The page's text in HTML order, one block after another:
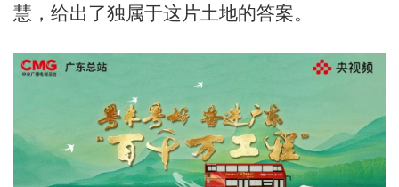
慧，给出了独属于这片土地的答案。